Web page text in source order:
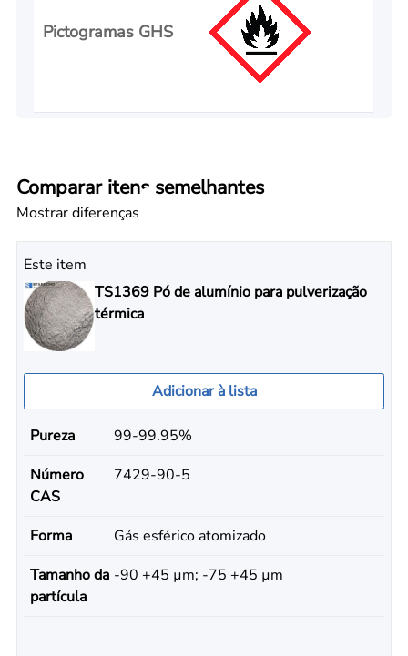
Pictogramas GHS
Comparar itens semelhantes
Mostrar diferenças
Este item
TS1369 Pó de alumínio para pulverização
térmica
Adicionar à lista
Pureza
99-99.95%
Número
CAS
7429-90-5
Forma
Gás esférico atomizado
Tamanho da
partícula
-90 +45 µm; -75 +45 µm